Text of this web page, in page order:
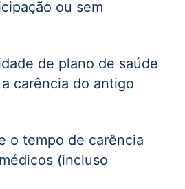
ou sem
de plano de saúde
carência do antigo
o tempo de carência
(incluso